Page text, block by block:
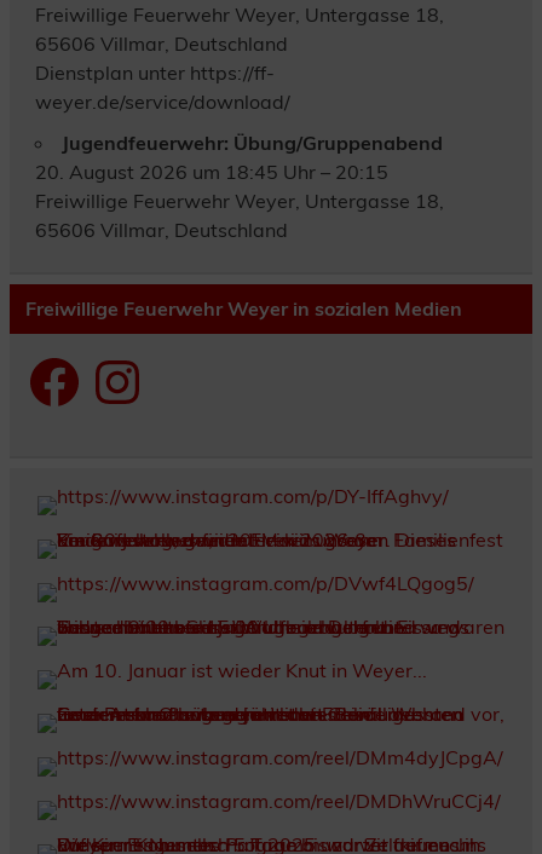
Freiwillige Feuerwehr Weyer, Untergasse 18,
65606 Villmar, Deutschland
Dienstplan unter https://ff-
weyer.de/service/download/
Jugendfeuerwehr: Übung/Gruppenabend
20. August 2026 um 18:45 Uhr – 20:15
Freiwillige Feuerwehr Weyer, Untergasse 18,
65606 Villmar, Deutschland
Freiwillige Feuerwehr Weyer in sozialen Medien
FacebookInstagram